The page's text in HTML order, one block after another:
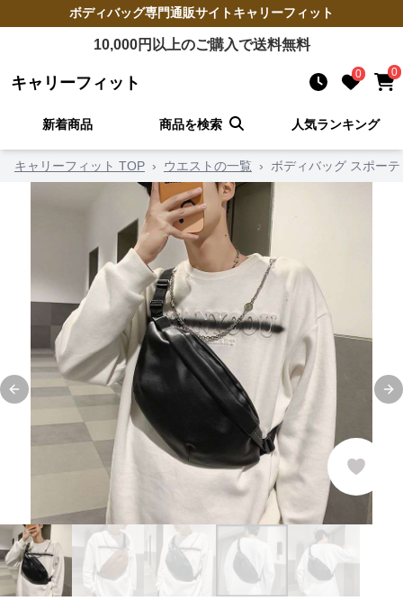
ボディバッグ専門通販サイトキャリーフィット
10,000円以上のご購入で送料無料
キャリーフィット 0 0
新着商品 商品を検索 人気ランキング
キャリーフィット TOP › ウエストの一覧 › ボディバッグ スポー
Previous slide